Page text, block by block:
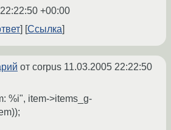
+00:00
Ссылка
от corpus 11.03.2005 22:22:50
%i", item->items_g-